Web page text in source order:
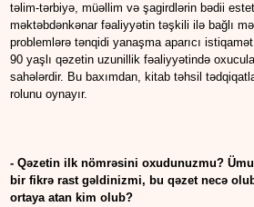
təlim-tərbiyə, müəllim və şagirdlərin bədii
məktəbdənkənar fəaliyyətin təşkili ilə bağlı
problemlərə tənqidi yanaşma aparıcı
90 yaşlı qəzetin uzunillik fəaliyyətində
sahələrdir. Bu baxımdan, kitab təhsil
rolunu oynayır.
- Qəzetin ilk nömrəsini oxudunuzmu?
bir fikrə rast gəldinizmi, bu qəzet necə
ortaya atan kim olub?